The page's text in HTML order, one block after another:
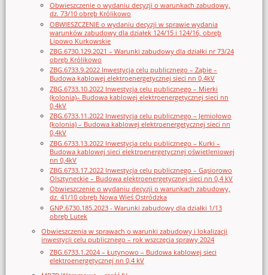
Obwieszczenie o wydaniu decyzji o warunkach zabudowy,
dz. 73/10 obręb Królikowo
OBWIESZCZENIE o wydaniu decyzji w sprawie wydania
warunków zabudowy dla działek 124/15 i 124/16, obręb
Lipowo Kurkowskie
ZBG.6730.129.2021 – Warunki zabudowy dla działki nr 73/24
obręb Królikowo
ZBG.6733.9.2022 Inwestycja celu publicznego – Ząbie –
Budowa kablowej elektroenergetycznej sieci nn 0,4kV
ZBG.6733.10.2022 Inwestycja celu publicznego – Mierki
(kolonia)– Budowa kablowej elektroenergetycznej sieci nn
0,4kV
ZBG.6733.11.2022 Inwestycja celu publicznego – Jemiołowo
(kolonia) – Budowa kablowej elektroenergetycznej sieci nn
0,4kV
ZBG.6733.13.2022 Inwestycja celu publicznego – Kurki –
Budowa kablowej sieci elektroenergetycznej oświetleniowej
nn 0,4kV
ZBG.6733.17.2022 Inwestycja celu publicznego – Gąsiorowo
Olsztyneckie – Budowa elektroenergetycznej sieci nn 0,4 kV
Obwieszczenie o wydaniu decyzji o warunkach zabudowy,
dz. 41/10 obręb Nowa Wieś Ostródzka
GNP.6730.185.2023 - Warunki zabudowy dla działki 1/13
obręb Lutek
Obwieszczenia w sprawach o warunki zabudowy i lokalizacji
inwestycji celu publicznego – rok wszczęcia sprawy 2024
ZBG.6733.1.2024 – Łutynowo – Budowa kablowej sieci
elektroenergetycznej nn 0,4 kV